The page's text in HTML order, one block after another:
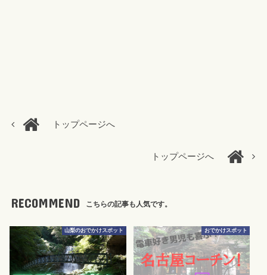
トップページへ
トップページへ
RECOMMEND こちらの記事も人気です。
山梨のおでかけスポット おでかけスポット